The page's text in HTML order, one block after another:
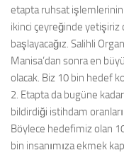
etapta ruhsat işlemlerinin
ikinci çeyreğinde yetişiriz
başlayacağız. Salihli
Manisa’dan sonra en
olacak. Biz 10 bin hedef
2. Etapta da bugüne
bildirdiği istihdam
Böylece hedefimiz olan
bin insanımıza ekmek